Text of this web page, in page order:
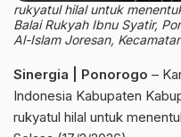
rukyatul hilal untuk
Balai Rukyah Ibnu Syatir,
Al-Islam Joresan,
Sinergia | Ponorogo –
Indonesia Kabupaten
rukyatul hilal untuk